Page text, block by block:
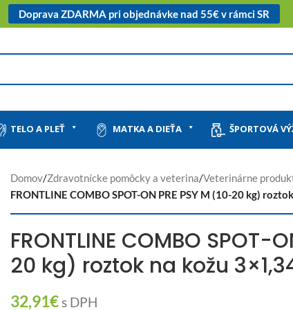
Doprava ZDARMA pri objednávke nad 55€ v rámci SR
TELO A PLEŤ MATKA A DIEŤA ŠPORTOVÁ
Domov/Zdravotnícke pomôcky a veterina/Veterinárne
FRONTLINE COMBO SPOT-ON PRE PSY M (10-20 kg)
FRONTLINE COMBO SPOT-
20 kg) roztok na kožu
32,91€s DPH